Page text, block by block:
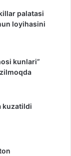
palatasi
loyihasini
kunlari”
kuzatildi